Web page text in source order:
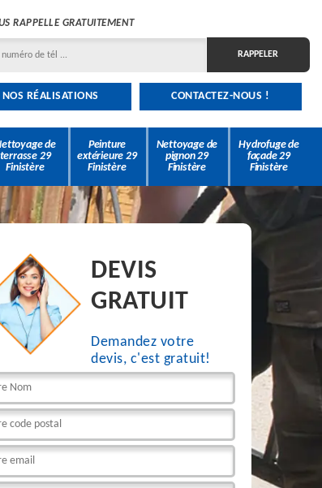
RAPPELLE GRATUITEMENT
NOS RÉALISATIONS CONTACTEZ-NOUS !
de
terrasse 29
Finistère
Peinture
extérieure 29
Finistère
Nettoyage de
pignon 29
Finistère
Hydrofuge de
façade 29
Finistère
DEVIS
GRATUIT
Demandez votre
devis, c'est gratuit!